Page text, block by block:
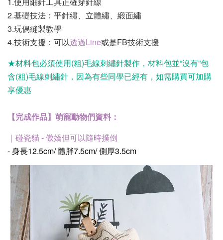
2.基礎技法：平針繡、立體繡、緞面繡
3.玩偶縫製教學
4.技術支援：可以透過Line或是FB技術支援
★材料包必須使用(粗)毛線刺繡針製作，材料包並“沒有”包
含(粗)毛線刺繡針，因為有些同學已經有，如需購買可加購
享優惠
【完成作品】 萌寵動物們資料：
｜碰瓷貓 - 傲嬌但可以隨時撲倒
- 身長12.5cm/ 體胖7.5cm/ 側厚3.5cm